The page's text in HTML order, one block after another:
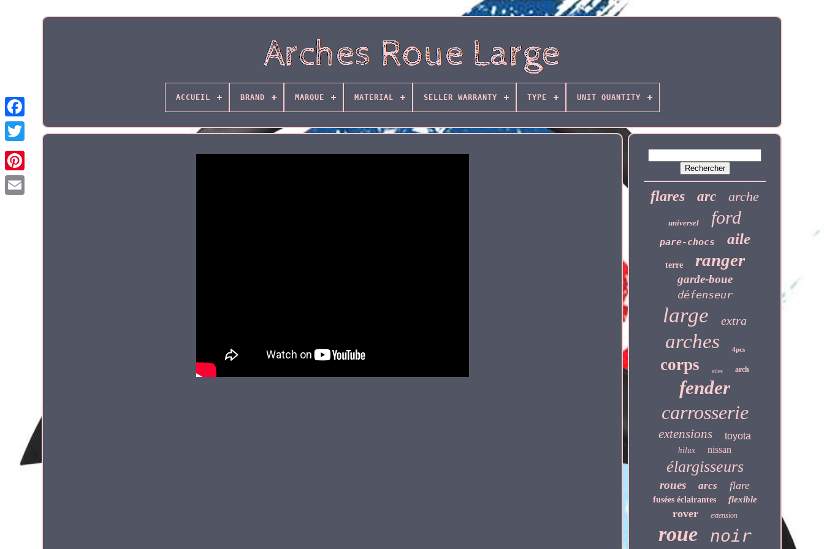
ACCUEIL BRAND MARQUE MATERIAL SELLER WARRANTY TYPE UNIT QUANTITY
flares arc arche
universel ford
pare-chocs aile
terre ranger
garde-boue
défenseur
large extra
arches 4pcs
corps ailes arch
fender
carrosserie
extensions toyota
hilux nissan
élargisseurs
roues arcs flare
fusées éclairantes flexible
rover extension
roue noir